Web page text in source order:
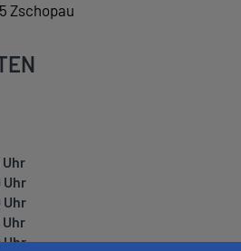
Zschopau
Uhr
Uhr
Uhr
Uhr
Uhr